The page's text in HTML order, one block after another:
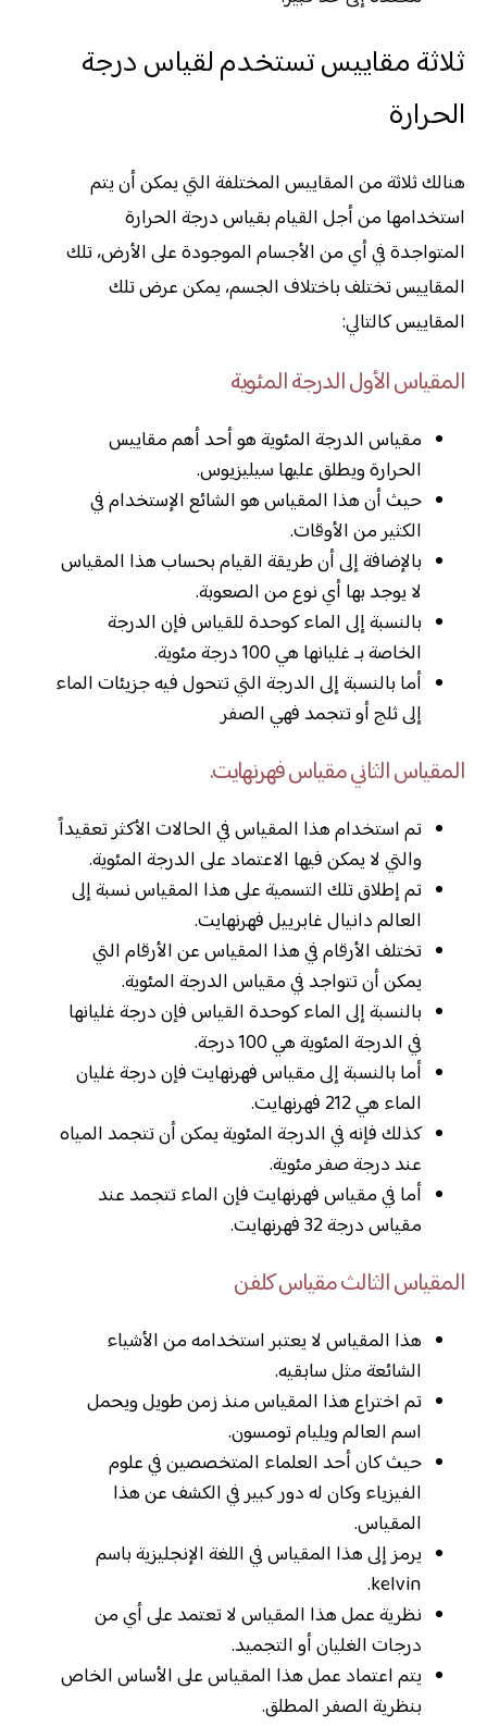
ثلاثة مقاييس تستخدم لقياس درجة
الحرارة
هنالك ثلاثة من المقاييس المختلفة التي يمكن أن يتم
استخدامها من أجل القيام بقياس درجة الحرارة
المتواجدة في أي من الأجسام الموجودة على الأرض، تلك
المقاييس تختلف باختلاف الجسم، يمكن عرض تلك
المقاييس كالتالي:
المقياس الأول الدرجة المئوية
مقياس الدرجة المئوية هو أحد أهم مقاييس
الحرارة ويطلق عليها سيليزيوس.
حيث أن هذا المقياس هو الشائع الإستخدام في
الكثير من الأوقات.
بالإضافة إلى أن طريقة القيام بحساب هذا المقياس
لا يوجد بها أي نوع من الصعوبة.
بالنسبة إلى الماء كوحدة للقياس فإن الدرجة
الخاصة بـ غليانها هي 100 درجة مئوية.
أما بالنسبة إلى الدرجة التي تتحول فيه جزيئات الماء
إلى ثلج أو تتجمد فهي الصفر
المقياس الثاني مقياس فهرنهايت.
تم استخدام هذا المقياس في الحالات الأكثر تعقيداً
والتي لا يمكن فيها الاعتماد على الدرجة المئوية.
تم إطلاق تلك التسمية على هذا المقياس نسبة إلى
العالم دانيال غابرييل فهرنهايت.
تختلف الأرقام في هذا المقياس عن الأرقام التي
يمكن أن تتواجد في مقياس الدرجة المئوية.
بالنسبة إلى الماء كوحدة القياس فإن درجة غليانها
في الدرجة المئوية هي 100 درجة.
أما بالنسبة إلى مقياس فهرنهايت فإن درجة غليان
الماء هي 212 فهرنهايت.
كذلك فإنه في الدرجة المئوية يمكن أن تتجمد المياه
عند درجة صفر مئوية.
أما في مقياس فهرنهايت فإن الماء تتجمد عند
مقياس درجة 32 فهرنهايت.
المقياس الثالث مقياس كلفن
هذا المقياس لا يعتبر استخدامه من الأشياء
الشائعة مثل سابقيه.
تم اختراع هذا المقياس منذ زمن طويل ويحمل
اسم العالم ويليام تومسون.
حيث كان أحد العلماء المتخصصين في علوم
الفيزياء وكان له دور كبير في الكشف عن هذا
المقياس.
يرمز إلى هذا المقياس في اللغة الإنجليزية باسم
kelvin.
نظرية عمل هذا المقياس لا تعتمد على أي من
درجات الغليان أو التجميد.
يتم اعتماد عمل هذا المقياس على الأساس الخاص
بنظرية الصفر المطلق.